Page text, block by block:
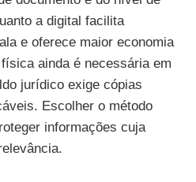
a digital facilita
e oferece maior economia
ainda é necessária em
jurídico exige cópias
Escolher o método
informações cuja